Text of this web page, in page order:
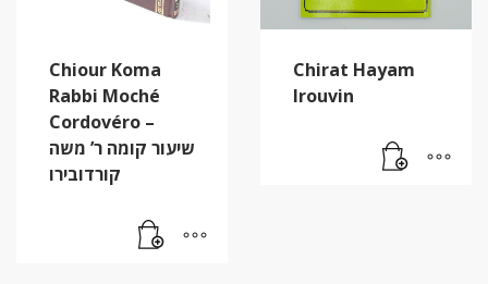
Chiour Koma
Rabbi Moché
Cordovéro –
שיעור קומה ר’ משה
קורדובירו
Chirat Hayam
Irouvin